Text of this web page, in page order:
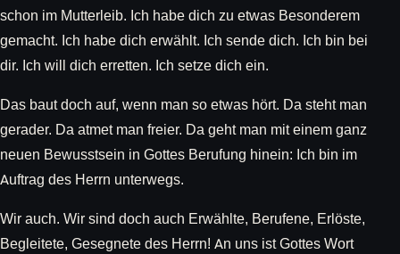
schon im Mutterleib. Ich habe dich zu etwas Besonderem
gemacht. Ich habe dich erwählt. Ich sende dich. Ich bin bei
dir. Ich will dich erretten. Ich setze dich ein.
Das baut doch auf, wenn man so etwas hört. Da steht man
gerader. Da atmet man freier. Da geht man mit einem ganz
neuen Bewusstsein in Gottes Berufung hinein: Ich bin im
Auftrag des Herrn unterwegs.
Wir auch. Wir sind doch auch Erwählte, Berufene, Erlöste,
Begleitete, Gesegnete des Herrn! An uns ist Gottes Wort